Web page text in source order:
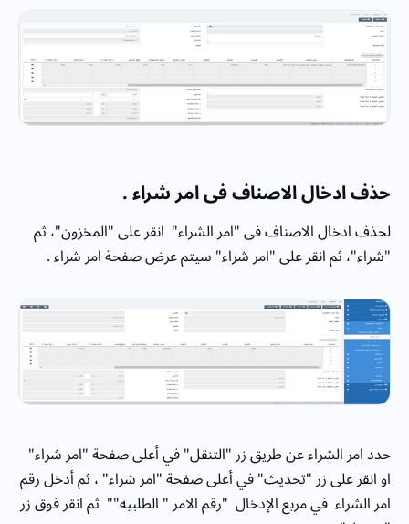
حذف ادخال الاصناف فى امر شراء .
لحذف ادخال الاصناف فى "امر الشراء" انقر على "المخزون"، ثم
"شراء"، ثم انقر على "امر شراء" سيتم عرض صفحة امر شراء .
حدد امر الشراء عن طريق زر "التنقل" في أعلى صفحة "امر شراء"
او انقر على زر "تحديث" في أعلى صفحة "امر شراء" ، ثم أدخل رقم
امر الشراء في مربع الإدخال "رقم الامر " الطلبيه"" ثم انقر فوق زر